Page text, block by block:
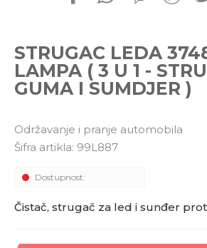
STRUGAC LEDA
LAMPA ( 3 U 1 -
GUMA I SUMDJER )
Održavanje i pranje automobila
Šifra artikla: 99L887
Dostupnost:
Čistač, strugač za led i sunđer
office@kitcommerce.rs